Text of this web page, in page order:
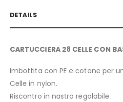
DETAILS
CARTUCCIERA 28 CELLE CON
Imbottita con PE e cotone per
Celle in nylon.
Riscontro in nastro regolabile.